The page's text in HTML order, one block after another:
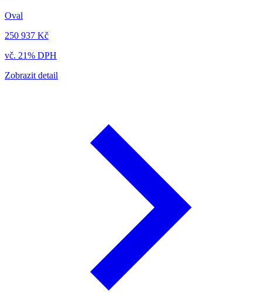
Oval
250 937 Kč
vč. 21% DPH
Zobrazit detail